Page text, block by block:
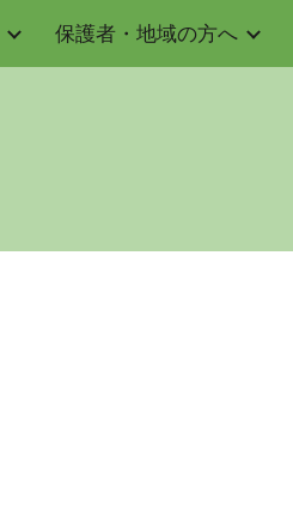
Skip to navigation
保護者・地域の方へ